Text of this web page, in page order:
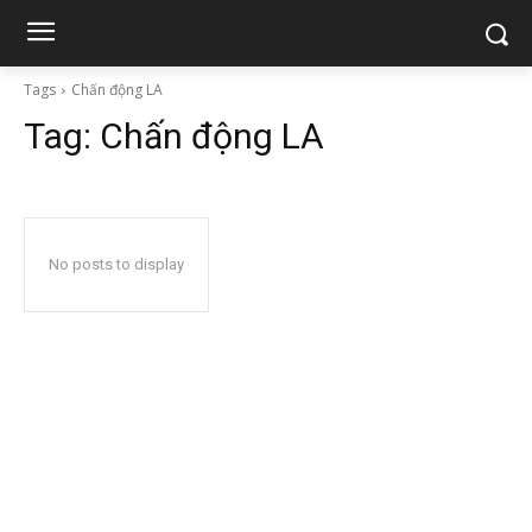
Tags Chấn động LA
Tag: Chấn động LA
No posts to display